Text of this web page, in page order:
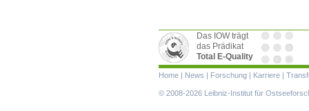
Das IOW trägt
das Prädikat
Total E-Quality
Navigation
überspringen
Home | News | Forschung | Karriere |
© 2008-2026 Leibniz-Institut für